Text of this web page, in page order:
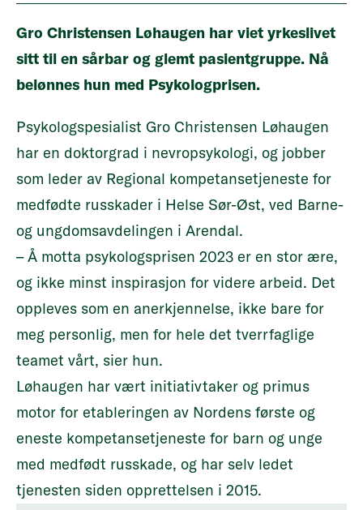
Gro Christensen Løhaugen har viet yrkeslivet
sitt til en sårbar og glemt pasientgruppe. Nå
belønnes hun med Psykologprisen.
Psykologspesialist Gro Christensen Løhaugen
har en doktorgrad i nevropsykologi, og jobber
som leder av Regional kompetansetjeneste for
medfødte russkader i Helse Sør-Øst, ved Barne-
og ungdomsavdelingen i Arendal.
– Å motta psykologsprisen 2023 er en stor ære,
og ikke minst inspirasjon for videre arbeid. Det
oppleves som en anerkjennelse, ikke bare for
meg personlig, men for hele det tverrfaglige
teamet vårt, sier hun.
Løhaugen har vært initiativtaker og primus
motor for etableringen av Nordens første og
eneste kompetansetjeneste for barn og unge
med medfødt russkade, og har selv ledet
tjenesten siden opprettelsen i 2015.